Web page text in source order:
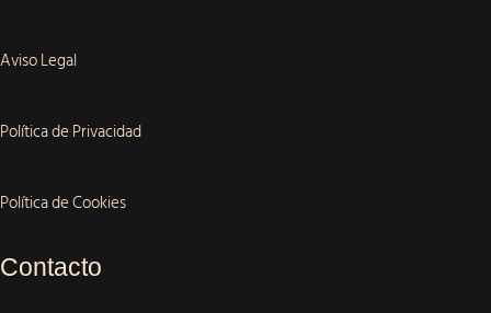
Aviso Legal
Política de Privacidad
Política de Cookies
Contacto